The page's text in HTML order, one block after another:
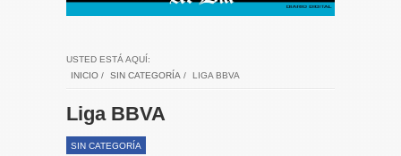
USTED ESTÁ AQUÍ:
INICIO / SIN CATEGORÍA / LIGA BBVA
Liga BBVA
SIN CATEGORÍA